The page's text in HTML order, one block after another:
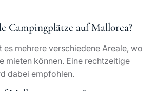
Campingplätze auf Mallorca?
mehrere verschiedene Areale, wo
mieten können. Eine rechtzeitige
dabei empfohlen.